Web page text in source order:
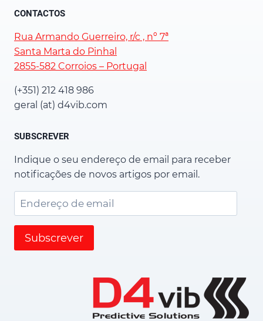
CONTACTOS
Rua Armando Guerreiro, r/c , nº 7ª
Santa Marta do Pinhal
2855-582 Corroios – Portugal
(+351) 212 418 986
geral (at) d4vib.com
SUBSCREVER
Indique o seu endereço de email para receber
notificações de novos artigos por email.
Endereço
de
email
Subscrever